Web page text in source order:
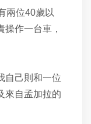
兩位40歲以
操作一台車，
自己則和一位
來自孟加拉的